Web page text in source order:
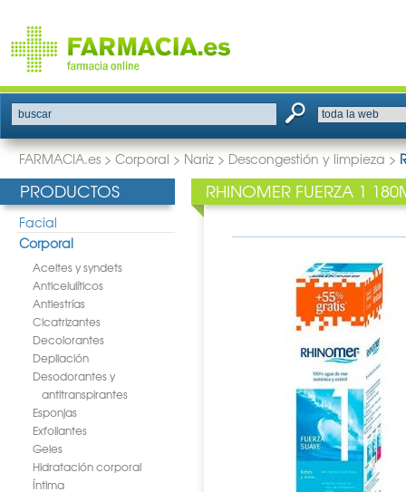
buscar
FARMACIA.es > Corporal > Nariz > Descongestión y limpieza >
PRODUCTOS
Facial
Corporal
Aceites y syndets
Anticelulíticos
Antiestrías
Cicatrizantes
Decolorantes
Depilación
Desodorantes y
antitranspirantes
Esponjas
Exfoliantes
Geles
Hidratación corporal
Íntima
RHINOMER FUERZA 1